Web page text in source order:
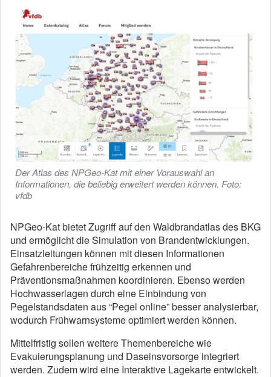
Der Atlas des NPGeo-Kat mit einer Vorauswahl an
Informationen, die beliebig erweitert werden können. Foto:
vfdb
NPGeo-Kat bietet Zugriff auf den Waldbrandatlas des BKG
und ermöglicht die Simulation von Brandentwicklungen.
Einsatzleitungen können mit diesen Informationen
Gefahrenbereiche frühzeitig erkennen und
Präventionsmaßnahmen koordinieren. Ebenso werden
Hochwasserlagen durch eine Einbindung von
Pegelstandsdaten aus “Pegel online” besser analysierbar,
wodurch Frühwarnsysteme optimiert werden können.
Mittelfristig sollen weitere Themenbereiche wie
Evakuierungsplanung und Daseinsvorsorge integriert
werden. Zudem wird eine Interaktive Lagekarte entwickelt.